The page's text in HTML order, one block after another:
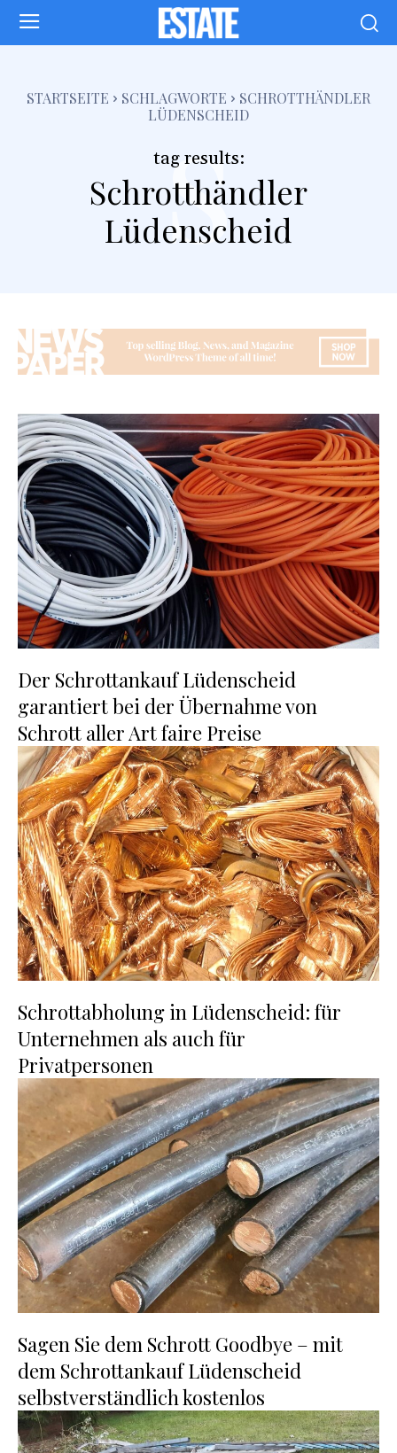
STARTSEITE SCHLAGWORTE
SCHROTTHÄNDLER
LÜDENSCHEID
tag results:
Schrotthändler
Lüdenscheid
s
Der Schrottankauf Lüdenscheid
garantiert bei der Übernahme von
Schrott aller Art faire Preise
Schrottabholung in Lüdenscheid: für
Unternehmen als auch für
Privatpersonen
Sagen Sie dem Schrott Goodbye – mit
dem Schrottankauf Lüdenscheid
selbstverständlich kostenlos